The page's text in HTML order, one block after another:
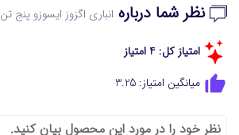
نظر شما درباره انباری اگزوز ایسوزو پنج تن
امتیاز کل: 4 امتیاز
میانگین امتیاز: 3.25
نظر خود را در مورد این محصول بیان کنید.